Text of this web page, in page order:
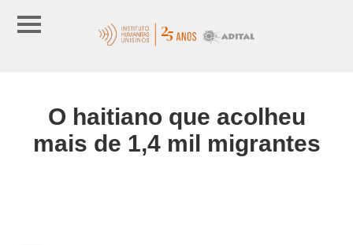
O haitiano que acolheu
mais de 1,4 mil migrantes